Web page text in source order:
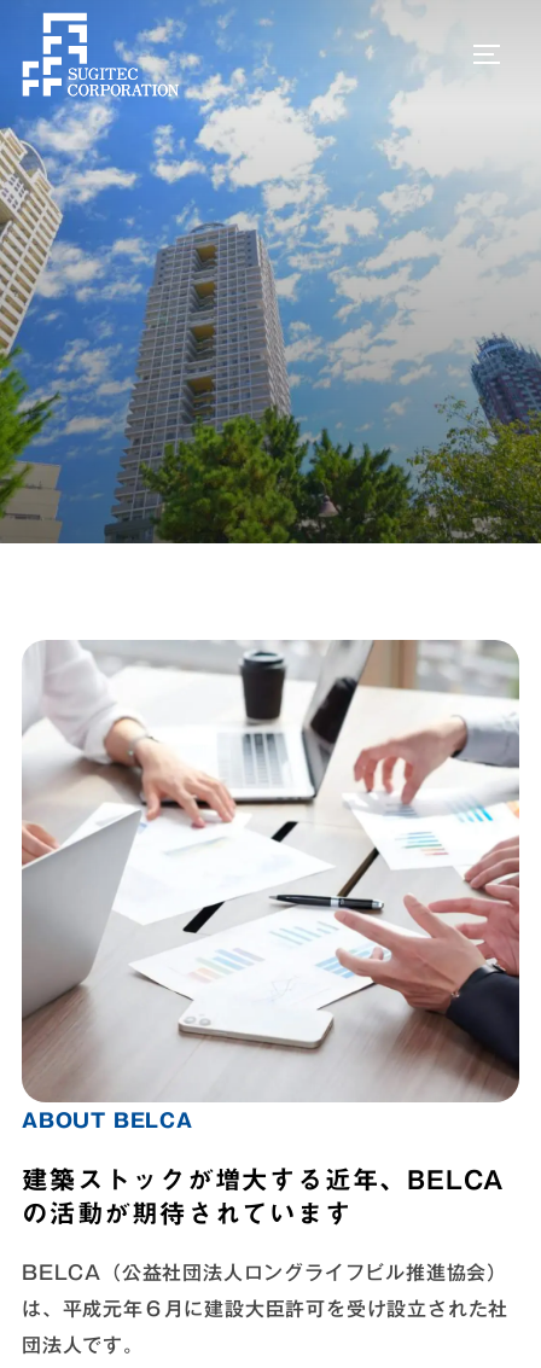
ン
ツ
へ
ス
キ
ッ
プ
ABOUT BELCA
建築ストックが増大する近年、BELCA
の活動が期待されています
BELCA（公益社団法人ロングライフビル推進協会）
は、平成元年６月に建設大臣許可を受け設立された社
団法人です。